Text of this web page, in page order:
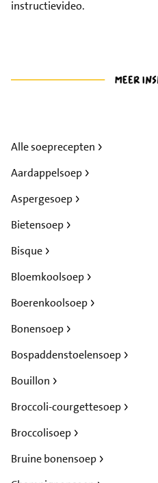
instructievideo.
Alle soeprecepten
Aardappelsoep
Aspergesoep
Bietensoep
Bisque
Bloemkoolsoep
Boerenkoolsoep
Bonensoep
Bospaddenstoelensoep
Bouillon
Broccoli-courgettesoep
Broccolisoep
Bruine bonensoep